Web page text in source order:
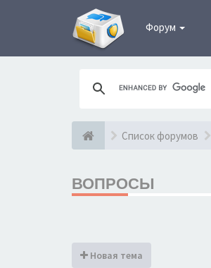
Форум
Список форумов
ВОПРОСЫ
Новая тема